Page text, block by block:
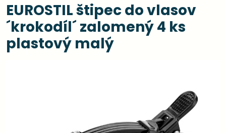
EUROSTIL štipec do vlasov
´krokodíl´ zalomený 4 ks
plastový malý